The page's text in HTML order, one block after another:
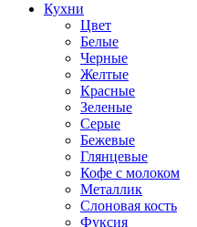
Кухни
Цвет
Белые
Черные
Желтые
Красные
Зеленые
Серые
Бежевые
Глянцевые
Кофе с молоком
Металлик
Слоновая кость
Фуксия